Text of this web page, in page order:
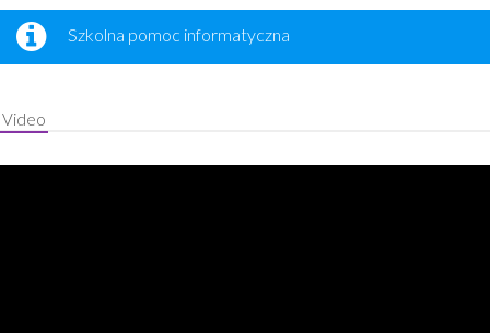
Dla słuchacza
Rekrutacja 2026/2027
Szkolna pomoc informatyczna
Video